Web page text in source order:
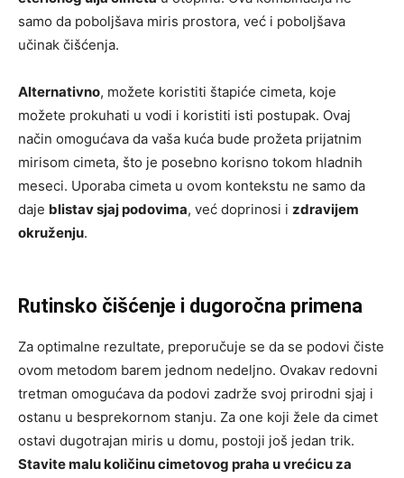
samo da poboljšava miris prostora, već i poboljšava
učinak čišćenja.
Alternativno, možete koristiti štapiće cimeta, koje
možete prokuhati u vodi i koristiti isti postupak. Ovaj
način omogućava da vaša kuća bude prožeta prijatnim
mirisom cimeta, što je posebno korisno tokom hladnih
meseci. Uporaba cimeta u ovom kontekstu ne samo da
daje blistav sjaj podovima, već doprinosi i zdravijem
okruženju.
Rutinsko čišćenje i dugoročna primena
Za optimalne rezultate, preporučuje se da se podovi čiste
ovom metodom barem jednom nedeljno. Ovakav redovni
tretman omogućava da podovi zadrže svoj prirodni sjaj i
ostanu u besprekornom stanju. Za one koji žele da cimet
ostavi dugotrajan miris u domu, postoji još jedan trik.
Stavite malu količinu cimetovog praha u vrećicu za